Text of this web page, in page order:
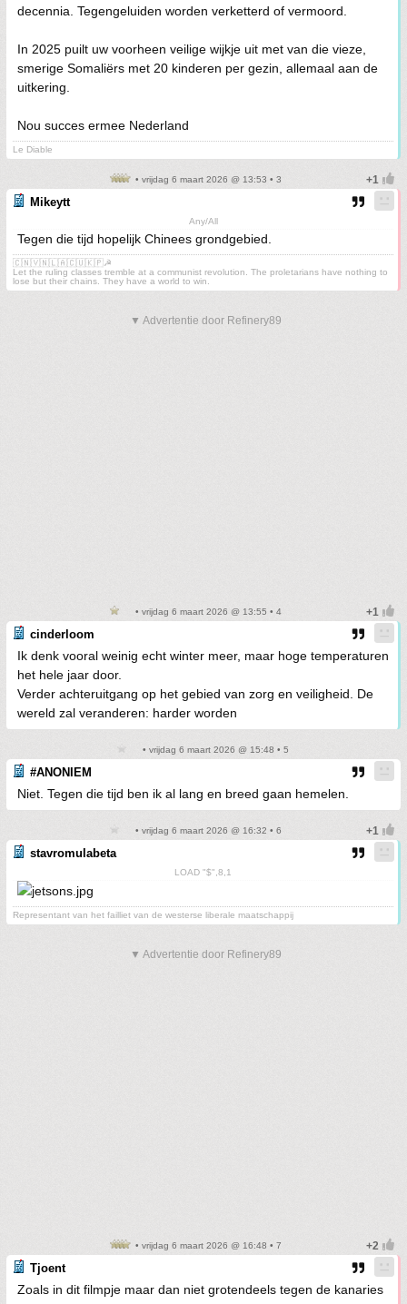
decennia. Tegengeluiden worden verketterd of vermoord.
In 2025 puilt uw voorheen veilige wijkje uit met van die vieze,
smerige Somaliërs met 20 kinderen per gezin, allemaal aan de
uitkering.
Nou succes ermee Nederland
Le Diable
• vrijdag 6 maart 2026 @ 13:53 • 3
Mikeytt
Any/All
Tegen die tijd hopelijk Chinees grondgebied.
🇨🇳🇻🇳🇱🇦🇨🇺🇰🇵☭
Let the ruling classes tremble at a communist revolution. The proletarians have nothing to
lose but their chains. They have a world to win.
▼ Advertentie door Refinery89
• vrijdag 6 maart 2026 @ 13:55 • 4
cinderloom
Ik denk vooral weinig echt winter meer, maar hoge temperaturen
het hele jaar door.
Verder achteruitgang op het gebied van zorg en veiligheid. De
wereld zal veranderen: harder worden
• vrijdag 6 maart 2026 @ 15:48 • 5
#ANONIEM
Niet. Tegen die tijd ben ik al lang en breed gaan hemelen.
• vrijdag 6 maart 2026 @ 16:32 • 6
stavromulabeta
LOAD "$",8,1
Representant van het failliet van de westerse liberale maatschappij
▼ Advertentie door Refinery89
• vrijdag 6 maart 2026 @ 16:48 • 7
Tjoent
Zoals in dit filmpje maar dan niet grotendeels tegen de kanaries